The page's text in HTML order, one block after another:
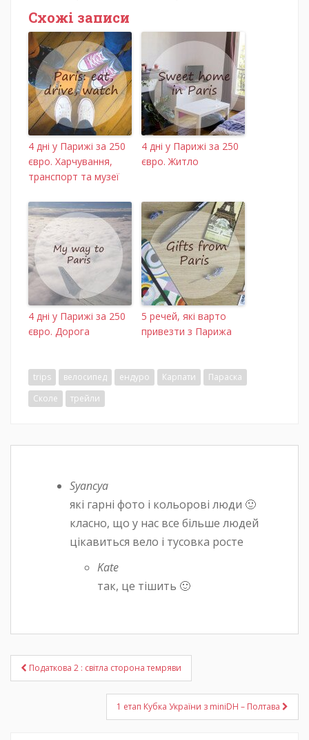
Схожі записи
4 дні у Парижі за 250
євро. Харчування,
транспорт та музеї
4 дні у Парижі за 250
євро. Житло
4 дні у Парижі за 250
євро. Дорога
5 речей, які варто
привезти з Парижа
trips велосипед ендуро Карпати
Параска
Сколе
трейли
Syancya
які гарні фото і кольорові люди 🙂
класно, що у нас все більше людей
цікавиться вело і тусовка росте
Kate
так, це тішить 🙂
Post navigation
Податкова 2 : світла сторона темряви
1 етап Кубка України з miniDH – Полтава